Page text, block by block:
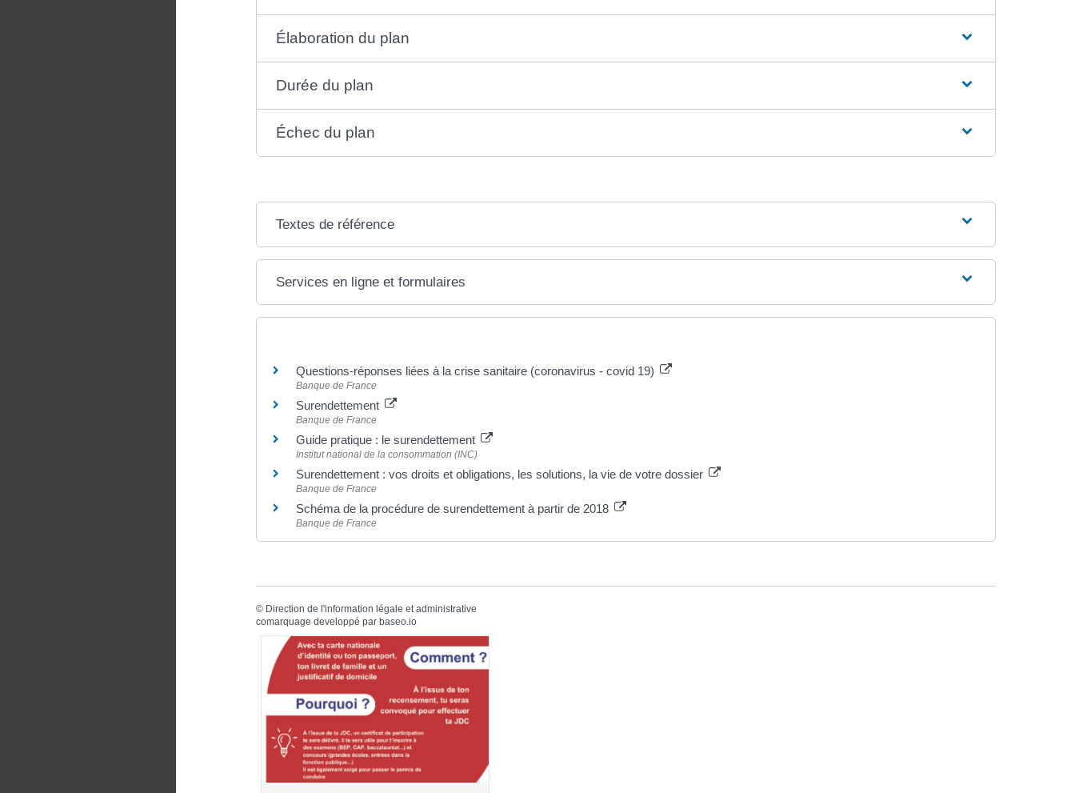
Élaboration du plan
Durée du plan
Échec du plan
Textes de référence
Services en ligne et formulaires
Questions-réponses liées à la crise sanitaire (coronavirus - covid 19)
Banque de France
Surendettement
Banque de France
Guide pratique : le surendettement
Institut national de la consommation (INC)
Surendettement : vos droits et obligations, les solutions, la vie de votre dossier
Banque de France
Schéma de la procédure de surendettement à partir de 2018
Banque de France
© Direction de l'information légale et administrative
comarquage developpé par baseo.io